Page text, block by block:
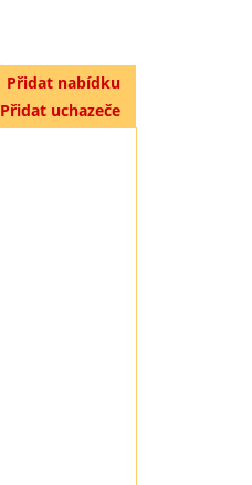
Přidat nabídku
Přidat uchazeče